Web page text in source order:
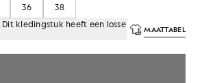
36
38
kledingstuk heeft een losse
MAATTABEL